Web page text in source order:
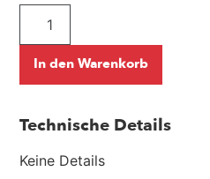
In den Warenkorb
Technische Details
Keine Details